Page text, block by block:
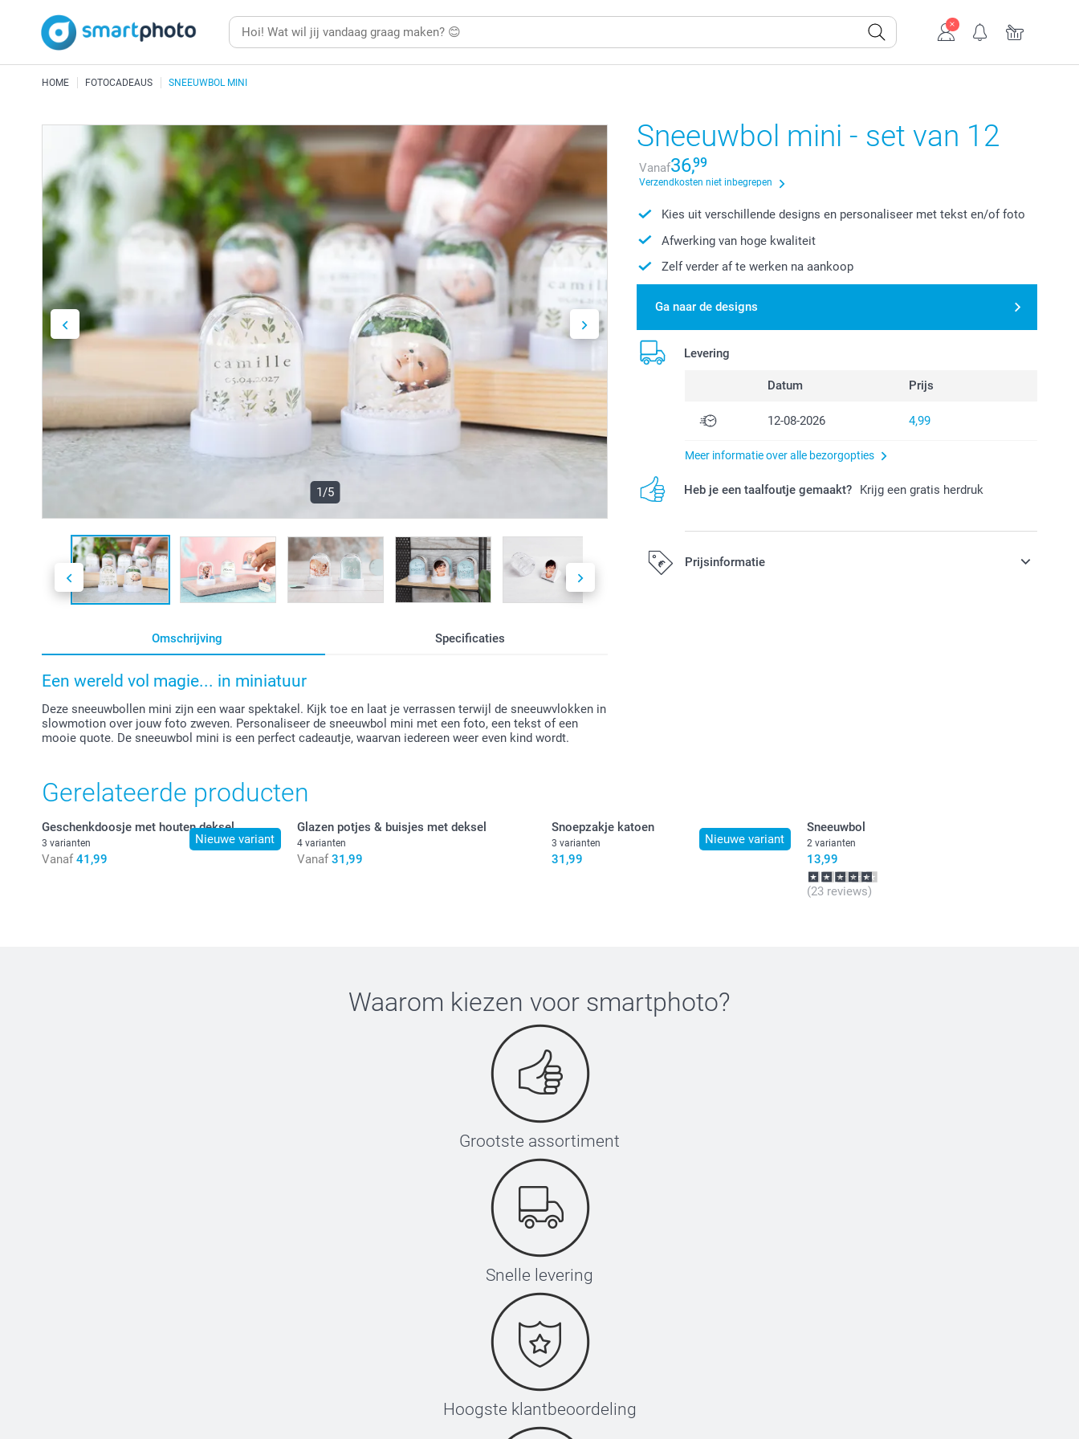
HOME FOTOCADEAUS SNEEUWBOL MINI
1/5
Omschrijving Specificaties
Een wereld vol magie... in miniatuur
Deze sneeuwbollen mini zijn een waar spektakel. Kijk toe en laat je verrassen terwijl de sneeuwvlokken in
slowmotion over jouw foto zweven. Personaliseer de sneeuwbol mini met een foto, een tekst of een
mooie quote. De sneeuwbol mini is een perfect cadeautje, waarvan iedereen weer even kind wordt.
Sneeuwbol mini - set van 12
Vanaf36,99
Verzendkosten niet inbegrepen
Kies uit verschillende designs en personaliseer met tekst en/of foto
Afwerking van hoge kwaliteit
Zelf verder af te werken na aankoop
Ga naar de designs
Levering
Datum Prijs
12-08-2026 4,99
Meer informatie over alle bezorgopties
Heb je een taalfoutje gemaakt? Krijg een gratis herdruk
Prijsinformatie
Gerelateerde producten
Nieuwe variant
Geschenkdoosje met houten deksel
3 varianten
Vanaf 41,99
Glazen potjes & buisjes met deksel
4 varianten
Vanaf 31,99
Nieuwe variant
Snoepzakje katoen
3 varianten
31,99
Sneeuwbol
2 varianten
13,99
(23 reviews)
Waarom kiezen voor smartphoto?
Grootste assortiment
Snelle levering
Hoogste klantbeoordeling